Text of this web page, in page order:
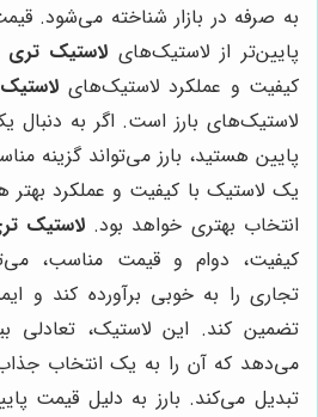
به صرفه در بازار شناخته می‌شود.
پایین‌تر از لاستیک‌های لاستیک تری
کیفیت و عملکرد لاستیک‌های
لاستیک‌های بارز است. اگر به دنبال
پایین هستید، بارز می‌تواند گزینه
یک لاستیک با کیفیت و عملکرد بهتر
انتخاب بهتری خواهد بود.لاستیک
کیفیت، دوام و قیمت مناسب،
تجاری را به خوبی برآورده کند و
تضمین کند. این لاستیک، تعادلی
می‌دهد که آن را به یک انتخاب جذاب
تبدیل می‌کند. بارز به دلیل قیمت